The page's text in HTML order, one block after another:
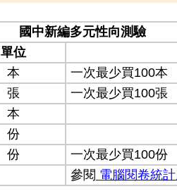
國中新編多元性向測驗
單位
本
一次最少買100本
張
一次最少買100張
本
份
份
一次最少買100份
參閱 電腦閱卷統